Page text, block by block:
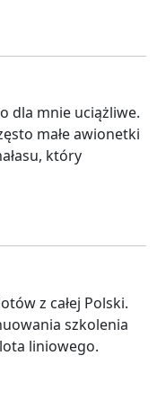
dla mnie uciążliwe.
małe awionetki
który
z całej Polski.
szkolenia
liniowego.